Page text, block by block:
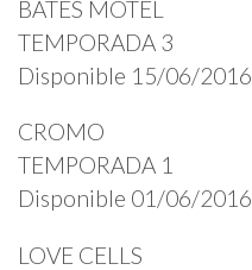
BATES MOTEL
TEMPORADA 3
Disponible 15/06/2016
CROMO
TEMPORADA 1
Disponible 01/06/2016
LOVE CELLS